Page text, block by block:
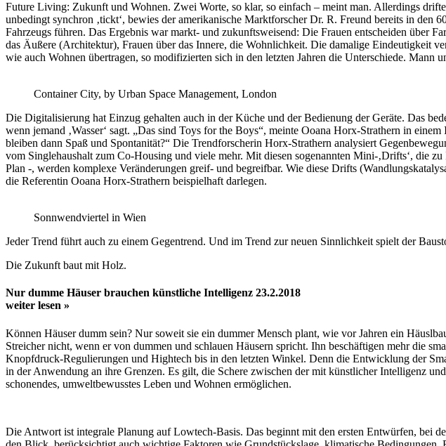
Future Living: Zukunft und Wohnen. Zwei Worte, so klar, so einfach – meint man. Allerdings
unbedingt synchron ‚tickt‘, bewies der amerikanische Marktforscher Dr. R. Freund bereits in
Fahrzeugs führen. Das Ergebnis war markt- und zukunftsweisend: Die Frauen entscheiden über
das Äußere (Architektur), Frauen über das Innere, die Wohnlichkeit. Die damalige Eindeutigkeit
wie auch Wohnen übertragen, so modifizierten sich in den letzten Jahren die Unterschiede. Mann
Container City, by Urban Space Management, London
Die Digitalisierung hat Einzug gehalten auch in der Küche und der Bedienung der Geräte. Das
wenn jemand ‚Wasser‘ sagt. „Das sind Toys for the Boys“, meinte Ooana Horx-Strathern in
bleiben dann Spaß und Spontanität?“ Die Trendforscherin Horx-Strathern analysiert
vom Singlehaushalt zum Co-Housing und viele mehr. Mit diesen sogenannten Mini-‚Drifts‘, die
Plan -, werden komplexe Veränderungen greif- und begreifbar. Wie diese Drifts
die Referentin Ooana Horx-Strathern beispielhaft darlegen.
Sonnwendviertel in Wien
Jeder Trend führt auch zu einem Gegentrend. Und im Trend zur neuen Sinnlichkeit spielt der
Die Zukunft baut mit Holz.
Nur dumme Häuser brauchen künstliche Intelligenz 23.2.2018
weiter lesen »
Können Häuser dumm sein? Nur soweit sie ein dummer Mensch plant, wie vor Jahren ein
Streicher nicht, wenn er von dummen und schlauen Häusern spricht. Ihn beschäftigen mehr die
Knopfdruck-Regulierungen und Hightech bis in den letzten Winkel. Denn die Entwicklung der
in der Anwendung an ihre Grenzen. Es gilt, die Schere zwischen der mit künstlicher Intelligenz
schonendes, umweltbewusstes Leben und Wohnen ermöglichen.
Die Antwort ist integrale Planung auf Lowtech-Basis. Das beginnt mit den ersten Entwürfen, bei